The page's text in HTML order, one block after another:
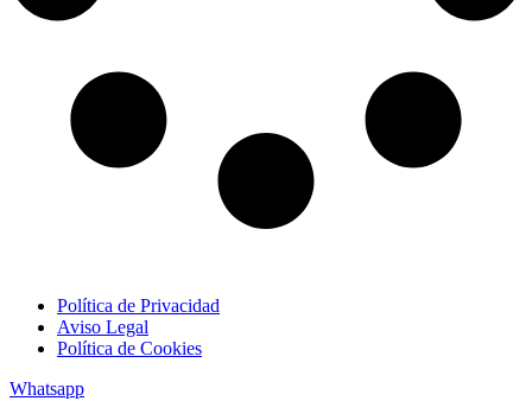
Política de Privacidad
Aviso Legal
Política de Cookies
Whatsapp